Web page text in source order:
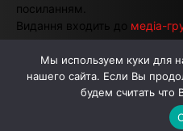
посиланням.
Видання входить до медіа-
Мы используем куки для
нашего сайта. Если Вы
будем считать что